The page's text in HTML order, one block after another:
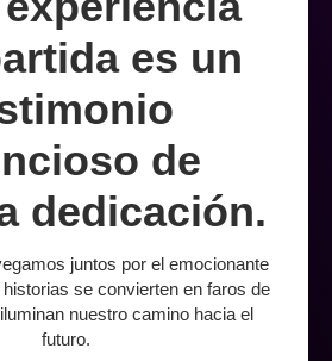
es un
de
dedicación.
juntos por el emocionante
se convierten en faros de
nuestro camino hacia el
futuro.